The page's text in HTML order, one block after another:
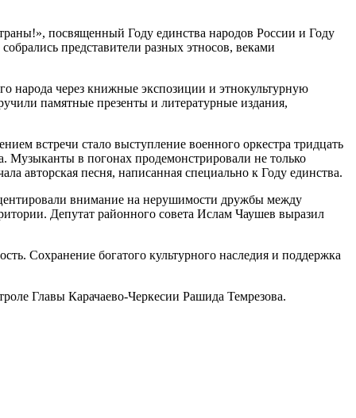
посвященный Году единства народов России и Году
представители разных этносов, веками
народа через книжные экспозиции и этнокультурную
памятные презенты и литературные издания,
встречи стало выступление военного оркестра тридцать
Музыканты в погонах продемонстрировали не только
авторская песня, написанная специально к Году единства.
внимание на нерушимости дружбы между
Депутат районного совета Ислам Чаушев выразил
Сохранение богатого культурного наследия и поддержка
Главы Карачаево-Черкесии Рашида Темрезова.